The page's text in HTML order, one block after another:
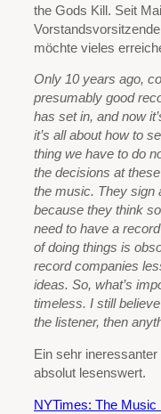
the Gods Kill. Seit
möchte vieles
Only 10 years ago,
presumably good
has set in, and now
it’s all about how to
thing we have to do
the decisions at
the music. They
because they think
need to have a
of doing things is
record companies
ideas. So, what’s
timeless. I still
the listener, then
Ein sehr
absolut lesenswert.
NYTimes: The Music